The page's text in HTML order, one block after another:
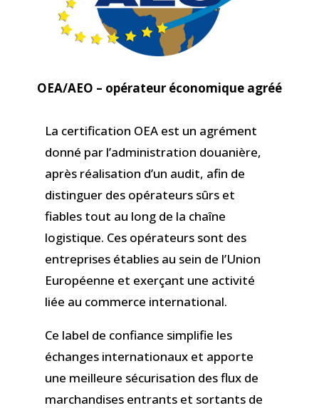
OEA/AEO – opérateur économique agréé
La certification OEA est un agrément
donné par l’administration douanière,
après réalisation d’un audit, afin de
distinguer des opérateurs sûrs et
fiables tout au long de la chaîne
logistique. Ces opérateurs sont des
entreprises établies au sein de l’Union
Européenne et exerçant une activité
liée au commerce international.
Ce label de confiance simplifie les
échanges internationaux et apporte
une meilleure sécurisation des flux de
marchandises entrants et sortants de